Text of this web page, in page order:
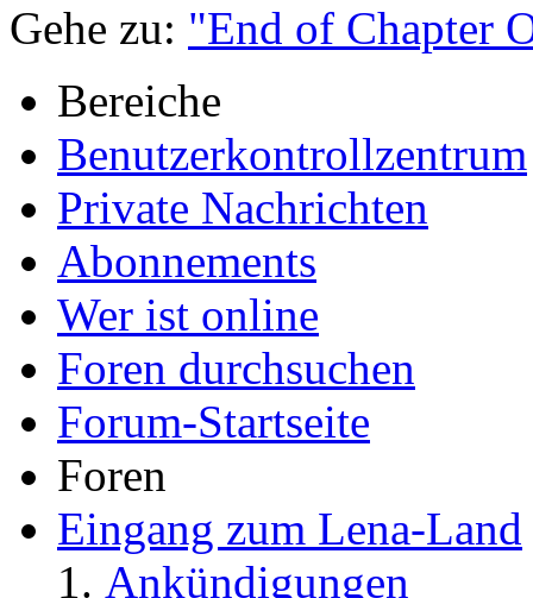
Gehe zu: "End of Chapter
Bereiche
Benutzerkontrollzentrum
Private Nachrichten
Abonnements
Wer ist online
Foren durchsuchen
Forum-Startseite
Foren
Eingang zum Lena-Land
Ankündigungen